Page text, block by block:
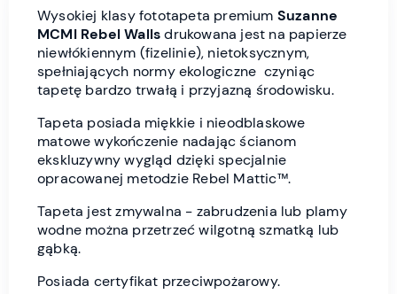
Wysokiej klasy fototapeta premium Suzanne
MCMI Rebel Wallsdrukowana jest na papierze
niewłókiennym (fizelinie), nietoksycznym,
spełniających normy ekologiczne czyniąc
tapetę bardzo trwałą i przyjazną środowisku.
Tapeta posiada miękkie i nieodblaskowe
matowe wykończenie nadając ścianom
ekskluzywny wygląd dzięki specjalnie
opracowanej metodzie Rebel Mattic™.
Tapeta jest zmywalna - zabrudzenia lub plamy
wodne można przetrzeć wilgotną szmatką lub
gąbką.
Posiada certyfikat przeciwpożarowy.